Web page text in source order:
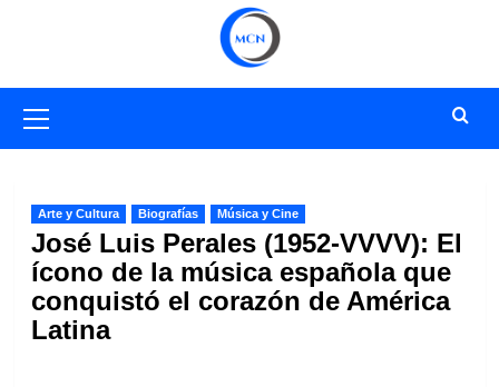
primario
Arte y Cultura Biografías Música y Cine
José Luis Perales (1952-VVVV): El
ícono de la música española que
conquistó el corazón de América
Latina